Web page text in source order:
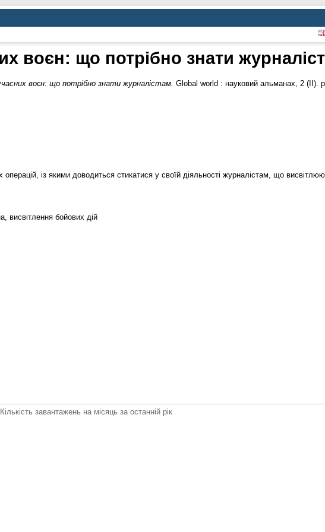
воєн: що потрібно знати
воєн: що потрібно знати журналістам. Global world : науковий альманах, 2 (ІI).
операцій, із якими доводиться стикатися у своїй діяльності журналістам, що
висвітлення бойових дій
Кількість завантажень на місяць за останній рік